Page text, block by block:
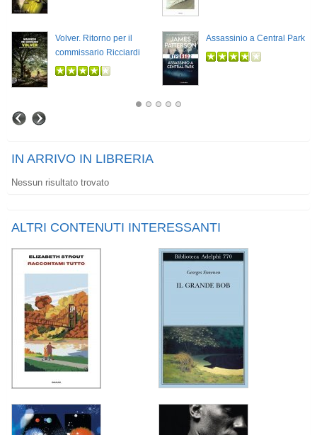
Volver. Ritorno per il
commissario Ricciardi
Assassinio a Central Park
IN ARRIVO IN LIBRERIA
Nessun risultato trovato
ALTRI CONTENUTI INTERESSANTI